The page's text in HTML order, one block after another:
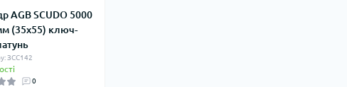
AGB SCUDO 5000
(35x55) ключ-
ЗСС142
0